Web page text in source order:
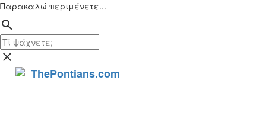
Παρακαλώ περιμένετε...
search
close
ThePontians.com